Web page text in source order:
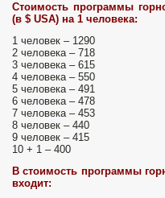
Cтоимость программы
(в $ USA) на 1 человека:
1 человек – 1290
2 человека – 718
3 человека – 615
4 человека – 550
5 человека – 491
6 человека – 478
7 человека – 453
8 человек – 440
9 человек – 415
10 + 1 – 400
В стоимость программы
входит: